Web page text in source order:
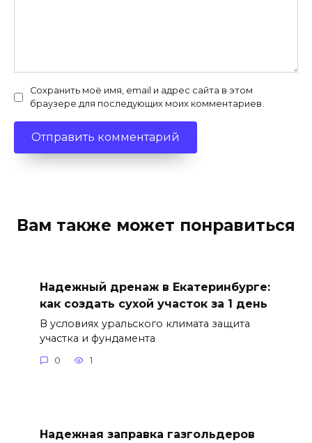
Сохранить моё имя, email и адрес сайта в этом
браузере для последующих моих комментариев.
Вам также может понравиться
Надежный дренаж в Екатеринбурге:
как создать сухой участок за 1 день
В условиях уральского климата защита
участка и фундамента
0 1
Надежная заправка газгольдеров